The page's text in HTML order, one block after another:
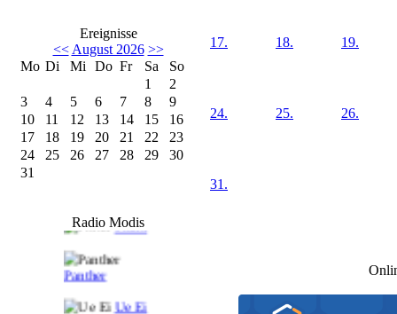
Ereignisse
<< August 2026 >>
Mo Di Mi Do Fr Sa
So
1
2
3
4 5 6 7 8
9
10
11 12 13 14 15
16
17
18 19 20 21 22
23
24
25 26 27 28 29
30
31
Radio Modis
Frank
Panther
Ue Ei
17. 18. 19.
24. 25. 26.
31.